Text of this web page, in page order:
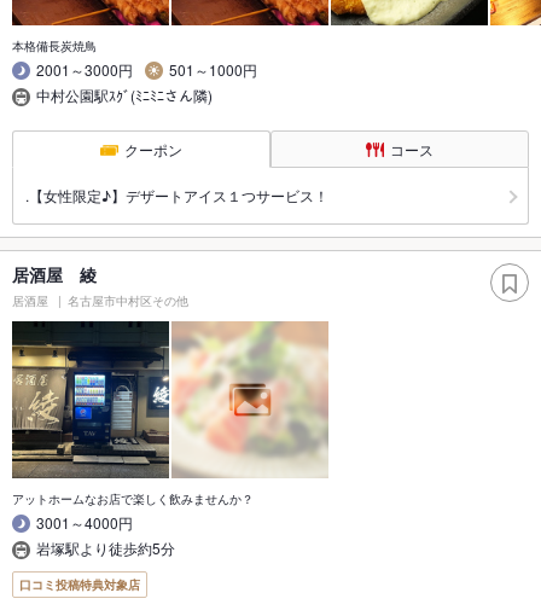
本格備長炭焼鳥
2001～3000円
501～1000円
中村公園駅ｽｸﾞ(ﾐﾆﾐﾆさん隣)
クーポン コース
.【女性限定♪】デザートアイス１つサービス！
居酒屋 綾
居酒屋 名古屋市中村区その他
アットホームなお店で楽しく飲みませんか？
3001～4000円
岩塚駅より徒歩約5分
口コミ投稿特典対象店